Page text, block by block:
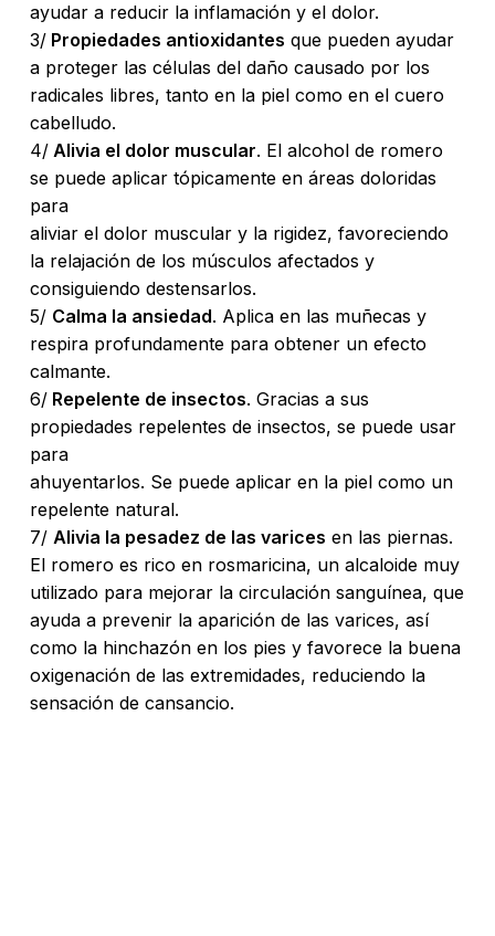
No hay productos en el carrito.
ayudar a reducir la inflamación y el dolor.
3/Propiedades antioxidantes que pueden ayudar
a proteger las células del daño causado por los
radicales libres, tanto en la piel como en el cuero
cabelludo.
4/Alivia el dolor muscular. El alcohol de romero
se puede aplicar tópicamente en áreas doloridas
para
aliviar el dolor muscular y la rigidez, favoreciendo
la relajación de los músculos afectados y
consiguiendo destensarlos.
5/ Calma la ansiedad. Aplica en las muñecas y
respira profundamente para obtener un efecto
calmante.
6/Repelente de insectos. Gracias a sus
propiedades repelentes de insectos, se puede usar
para
ahuyentarlos. Se puede aplicar en la piel como un
repelente natural.
7/ Alivia la pesadez de las varices en las piernas.
El romero es rico en rosmaricina, un alcaloide muy
utilizado para mejorar la circulación sanguínea, que
ayuda a prevenir la aparición de las varices, así
como la hinchazón en los pies y favorece la buena
oxigenación de las extremidades, reduciendo la
sensación de cansancio.